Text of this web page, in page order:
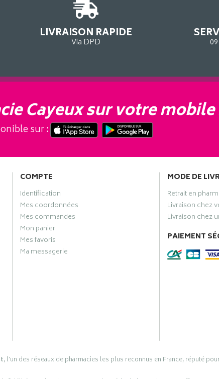
LIVRAISON RAPIDE
Via DPD
Cayeux sur votre mobile
sur :
COMPTE
Identification
Mes coordonnées
Mes commandes
Mon panier
Mes favoris
Ma messagerie
MODE DE
Retrait en
Livraison chez
Livraison chez
PAIEMENT
, l’un des réseaux de pharmacies les plus reconnus en France, réputé